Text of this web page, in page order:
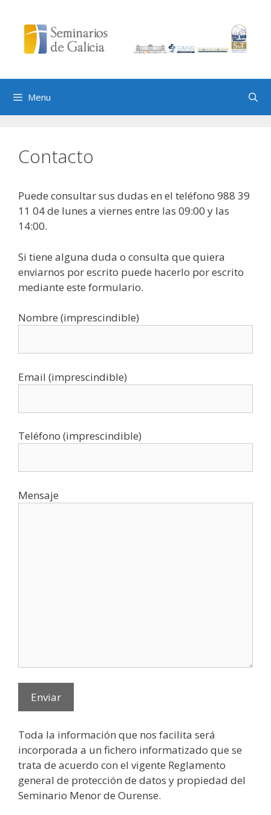
content
Menu
Contacto
Puede consultar sus dudas en el teléfono 988 39
11 04 de lunes a viernes entre las 09:00 y las
14:00.
Si tiene alguna duda o consulta que quiera
enviarnos por escrito puede hacerlo por escrito
mediante este formulario.
Nombre (imprescindible)
Email (imprescindible)
Teléfono (imprescindible)
Mensaje
Toda la información que nos facilita será
incorporada a un fichero informatizado que se
trata de acuerdo con el vigente Reglamento
general de protección de datos y propiedad del
Seminario Menor de Ourense.